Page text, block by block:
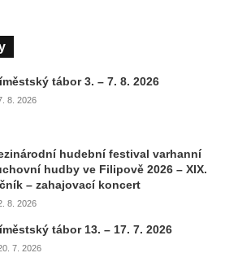
tábor 3. – 7. 8. 2026
8. 2026
hudební festival varhanní
hudby ve Filipově 2026 – XIX.
– zahajovací koncert
8. 2026
tábor 13. – 17. 7. 2026
7. 2026